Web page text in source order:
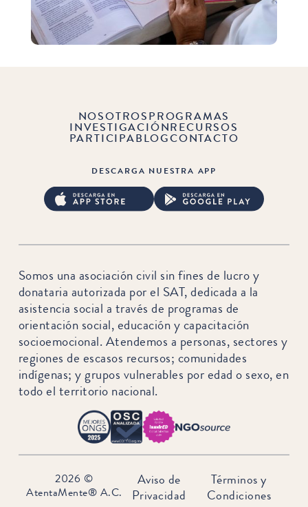
NOSOTROSPROGRAMAS
INVESTIGACIÓNRECURSOS
PARTICIPABLOGCONTACTO
DESCARGA NUESTRA APP
Somos una asociación civil sin fines de lucro y
donataria autorizada por el SAT, dedicada a la
asistencia social a través de programas de
orientación social, educación y capacitación
socioemocional. Atendemos a personas, sectores y
regiones de escasos recursos; comunidades
indígenas; y grupos vulnerables por edad o sexo, en
todo el territorio nacional.
2026 ©
AtentaMente® A.C.
Aviso de
Privacidad
Términos y
Condiciones